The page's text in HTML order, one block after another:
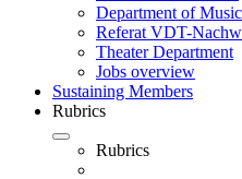
Department of
Referat VDT-
Theater Department
Jobs overview
Sustaining Members
Rubrics
Rubrics